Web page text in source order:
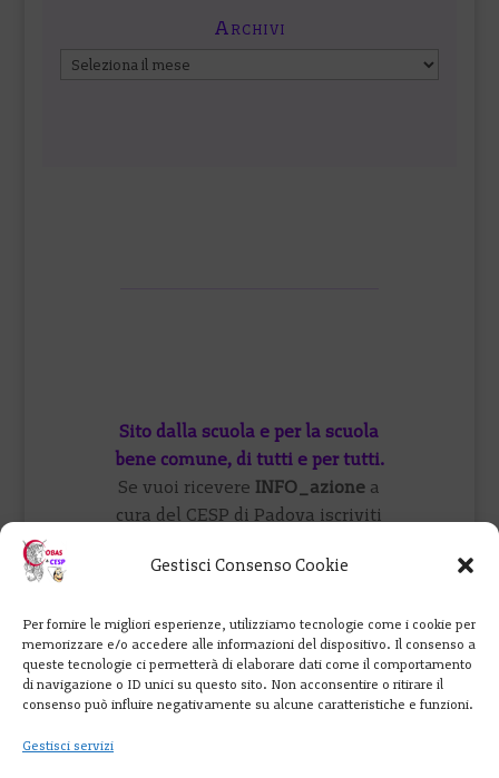
Gestisci Consenso Cookie
Per fornire le migliori esperienze, utilizziamo tecnologie come i cookie per
memorizzare e/o accedere alle informazioni del dispositivo. Il consenso a
queste tecnologie ci permetterà di elaborare dati come il comportamento
di navigazione o ID unici su questo sito. Non acconsentire o ritirare il
consenso può influire negativamente su alcune caratteristiche e funzioni.
Gestisci servizi
Archivi
Archivi
Sito dalla scuola e per la scuola
bene comune, di tutti e per tutti.
Se vuoi ricevere INFO_azione a
cura del CESP di Padova iscriviti
trovarci suFB.
Cobas Scuola: 347 9901965
perunaretediscuole@cesp-cobas-
veneto.eu
Creato da Ma.Gia. con